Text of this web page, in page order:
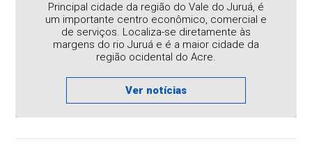
Principal cidade da região do Vale do Juruá, é
um importante centro econômico, comercial e
de serviços. Localiza-se diretamente às
margens do rio Juruá e é a maior cidade da
região ocidental do Acre.
Ver notícias